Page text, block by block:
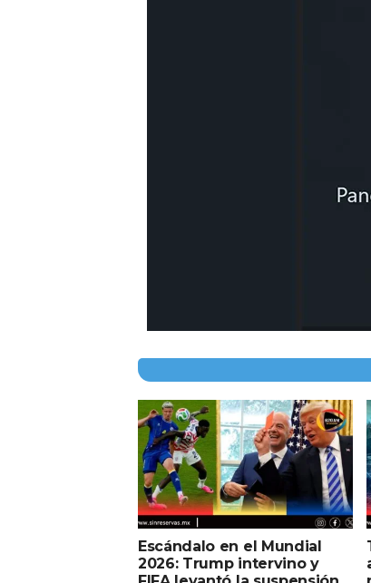
Escándalo en el Mundial
2026: Trump intervino y